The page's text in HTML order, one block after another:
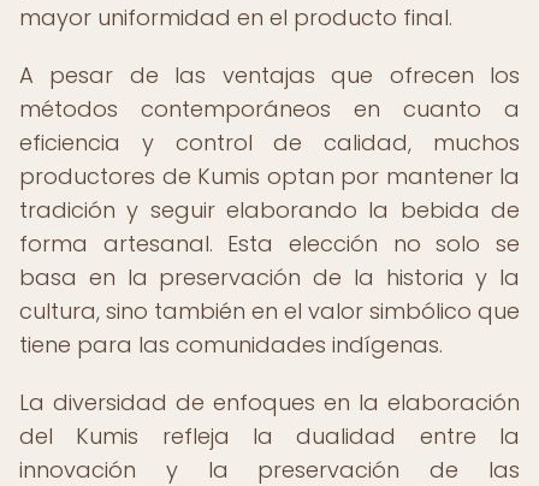
mayor uniformidad en el producto final.
A pesar de las ventajas que ofrecen los
métodos contemporáneos en cuanto a
eficiencia y control de calidad, muchos
productores de Kumis optan por mantener la
tradición y seguir elaborando la bebida de
forma artesanal. Esta elección no solo se
basa en la preservación de la historia y la
cultura, sino también en el valor simbólico que
tiene para las comunidades indígenas.
La diversidad de enfoques en la elaboración
del Kumis refleja la dualidad entre la
innovación y la preservación de las